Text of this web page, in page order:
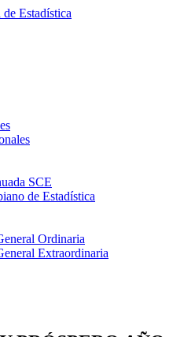
SCE
de Estadística
Ordinaria
Extraordinaria